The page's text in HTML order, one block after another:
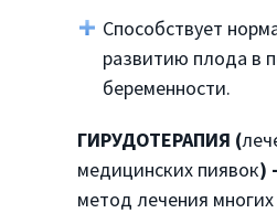
Способствует
развитию плода в
беременности.
ГИРУДОТЕРАПИЯ (
медицинских пиявок) -
метод лечения